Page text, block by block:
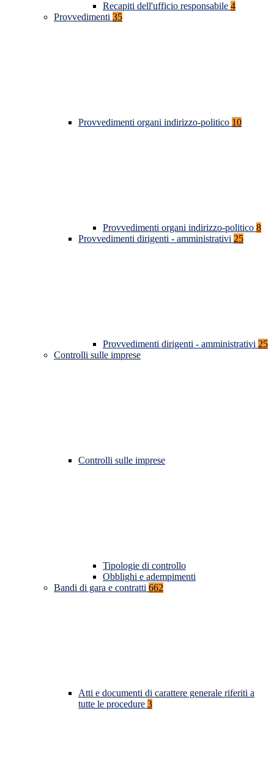
Recapiti dell'ufficio responsabile 4
Provvedimenti 35
Provvedimenti organi indirizzo-politico 10
Provvedimenti organi indirizzo-politico 8
Provvedimenti dirigenti - amministrativi 25
Provvedimenti dirigenti - amministrativi 25
Controlli sulle imprese
Controlli sulle imprese
Tipologie di controllo
Obblighi e adempimenti
Bandi di gara e contratti 662
Atti e documenti di carattere generale riferiti a
tutte le procedure 3